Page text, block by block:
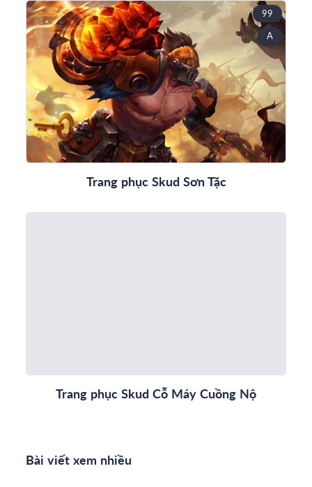
99
A
Trang phục Skud Sơn Tặc
Trang phục Skud Cỗ Máy Cuồng Nộ
Bài viết xem nhiều